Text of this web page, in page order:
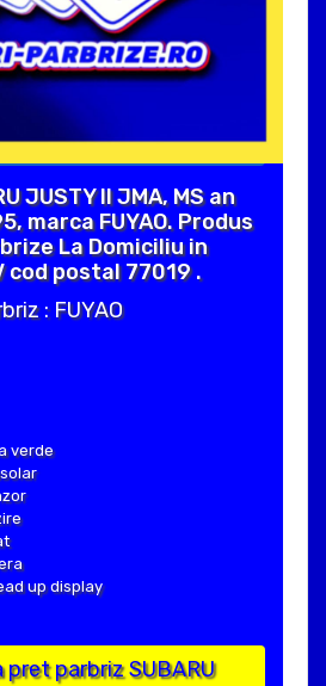
JUSTY II JMA, MS an
marca FUYAO. Produs
La Domiciliu in
cod postal 77019 .
: FUYAO
verde
up display
parbriz SUBARU